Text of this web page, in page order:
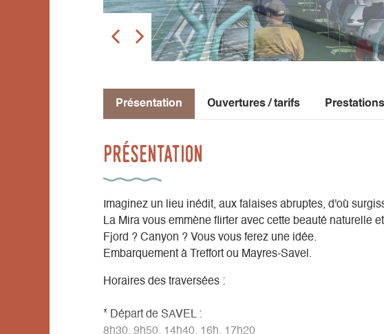
Présentation Ouvertures / tarifs Prestations
Présentation
Imaginez un lieu inédit, aux falaises abruptes, d'où
La Mira vous emmène flirter avec cette beauté naturelle
Fjord ? Canyon ? Vous vous ferez une idée.
Embarquement à Treffort ou Mayres-Savel.
Horaires des traversées :
* Départ de SAVEL :
8h30, 9h50, 14h40, 16h, 17h20